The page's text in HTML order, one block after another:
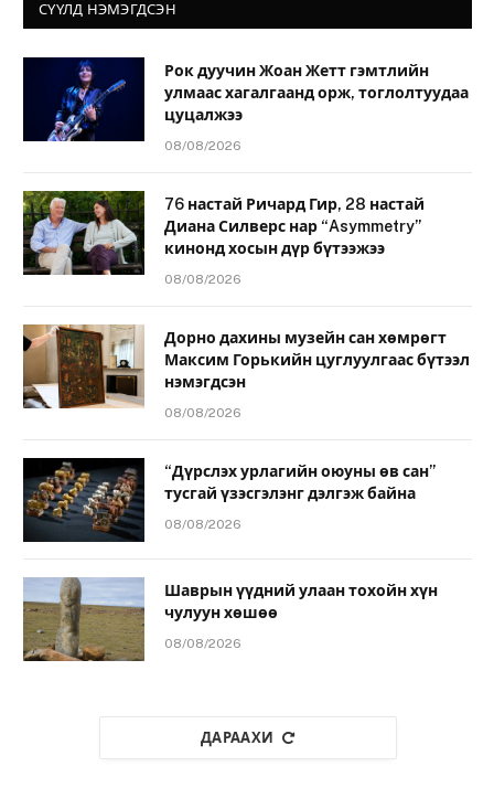
СҮҮЛД НЭМЭГДСЭН
Рок дуучин Жоан Жетт гэмтлийн
улмаас хагалгаанд орж, тоглолтуудаа
цуцалжээ
08/08/2026
76 настай Ричард Гир, 28 настай
Диана Силверс нар “Asymmetry”
кинонд хосын дүр бүтээжээ
08/08/2026
Дорно дахины музейн сан хөмрөгт
Максим Горькийн цуглуулгаас бүтээл
нэмэгдсэн
08/08/2026
“Дүрслэх урлагийн оюуны өв сан”
тусгай үзэсгэлэнг дэлгэж байна
08/08/2026
Шаврын үүдний улаан тохойн хүн
чулуун хөшөө
08/08/2026
ДАРААХИ